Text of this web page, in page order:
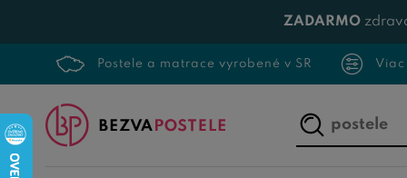
ZADARMO
Postele a matrace vyrobené v SR
Napíšte,
čo
hľadáte...